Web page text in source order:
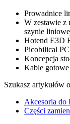
Prowadnice
W zestawie z
szynie
Hotend E3D
Picobilical
Koncepcja
Kable
Szukasz artykułów
Akcesoria do
Części